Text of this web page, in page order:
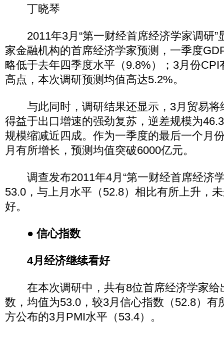
丁晓琴
2011年3月“第一财经首席经济学家调研”
家金融机构的首席经济学家预测，一季度
略低于去年四季度水平（9.8%）；3月份
高点，本次调研预测均值高达5.2%。
与此同时，调研结果还显示，3月贸易将
得益于出口增速的强劲复苏，逆差规模为
规模缩减近四成。作为一季度的最后一个月
月有所增长，预测均值突破6000亿元。
调查发布2011年4月“第一财经首席经济
53.0，与上月水平（52.8）相比有所上升，
好。
● 信心指数
4月经济继续看好
在本次调研中，共有8位首席经济学家给
数，均值为53.0，较3月信心指数（52.8）有
方公布的3月PMI水平（53.4）。